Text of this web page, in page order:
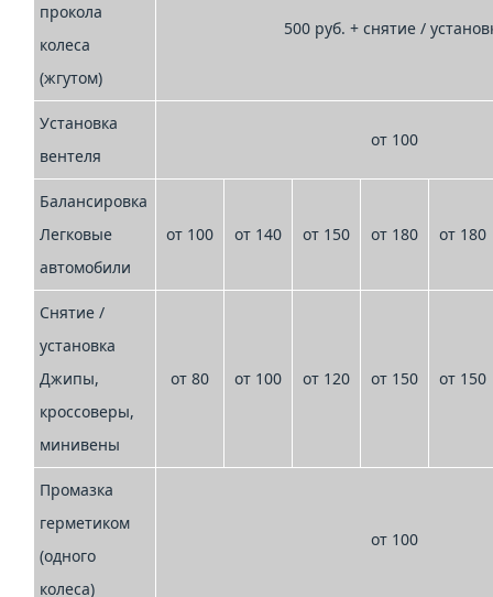
прокола
колеса
(жгутом)
500 руб. + снятие /
Установка
вентеля
от 100
Балансировка
Легковые
автомобили
от 100 от 140 от 150 от 180 от 180
Снятие /
установка
Джипы,
кроссоверы,
минивены
от 80 от 100 от 120 от 150 от 150
Промазка
герметиком
(одного
колеса)
от 100